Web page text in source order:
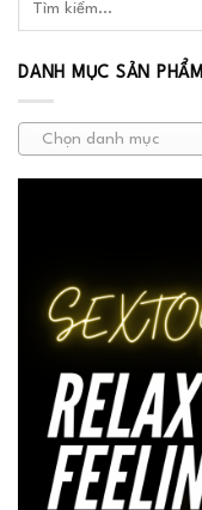
DANH MỤC SẢN PHẨM
Chọn danh mục